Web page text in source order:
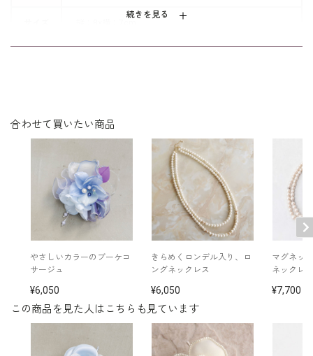
続きを見る
この商品を見た人はこちらも見ています
合わせて買いたい商品
さしいカラーのブーケコ
サージュ
6,050
きらめくロンデル入り、ロ
ングネックレス
6,050
マグネッ
ネックレス
7,700